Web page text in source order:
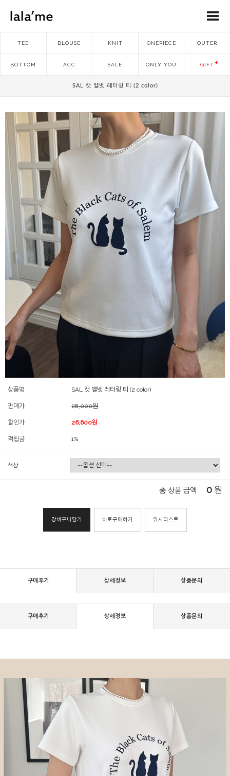
TEE BLOUSE KNIT ONEPIECE OUTER
BOTTOM ACC SALE ONLY YOU GIFT
SAL 캣 벨벳 레터링 티 (2 color)
상품명 SAL 캣 벨벳 레터링 티 (2 color)
판매가 28,000원
할인가 26,600원
적립금 1%
색상
총 상품 금액 0 원
장바구니담기 바로구매하기 위시리스트
구매후기 상세정보 상품문의
구매후기 상세정보 상품문의